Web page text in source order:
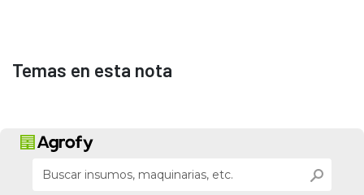
Temas en esta nota